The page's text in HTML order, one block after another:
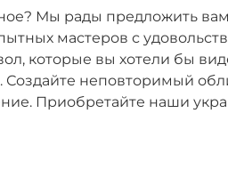
Мы рады предложить
мастеров с
которые вы хотели бы
Создайте неповторимый
Приобретайте наши